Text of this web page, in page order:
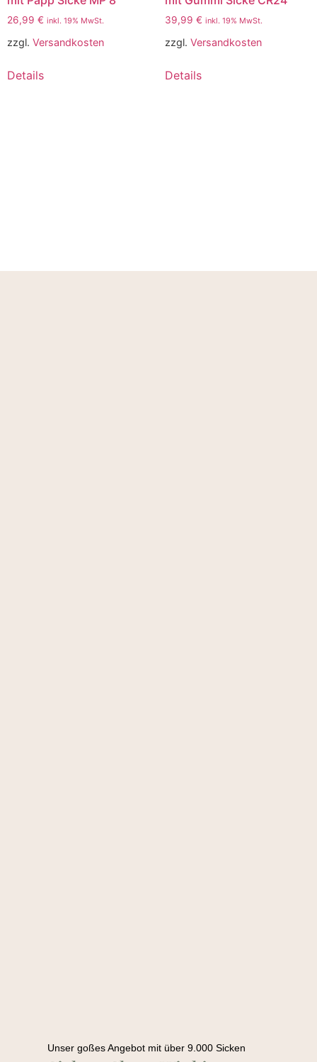
26,99 € inkl. 19% MwSt.
zzgl. Versandkosten
Details
39,99 € inkl. 19% MwSt.
zzgl. Versandkosten
Details
Unser goßes Angebot mit über 9.000 Sicken